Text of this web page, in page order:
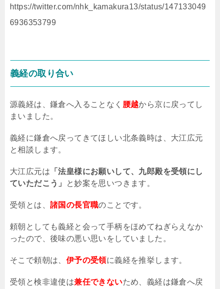
https://twitter.com/nhk_kamakura13/status/147133049
6936353799
義経の取り合い
源義経は、鎌倉へ入ることなく 腰越から京に戻ってし
まいました。
義経に鎌倉へ戻ってきてほしい北条義時は、大江広元
と相談します。
大江広元は 「法皇様にお願いして、九郎殿を受領にし
ていただこう」
と妙案を思いつきます。
受領とは、 諸国の長官職のことです。
頼朝としても義経と会って手柄をほめてねぎらえなか
ったので、後味の悪い思いをしていました。
そこで頼朝は、 伊予の受領に義経を推挙します。
受領と検非違使は兼任できないため、義経は鎌倉へ戻